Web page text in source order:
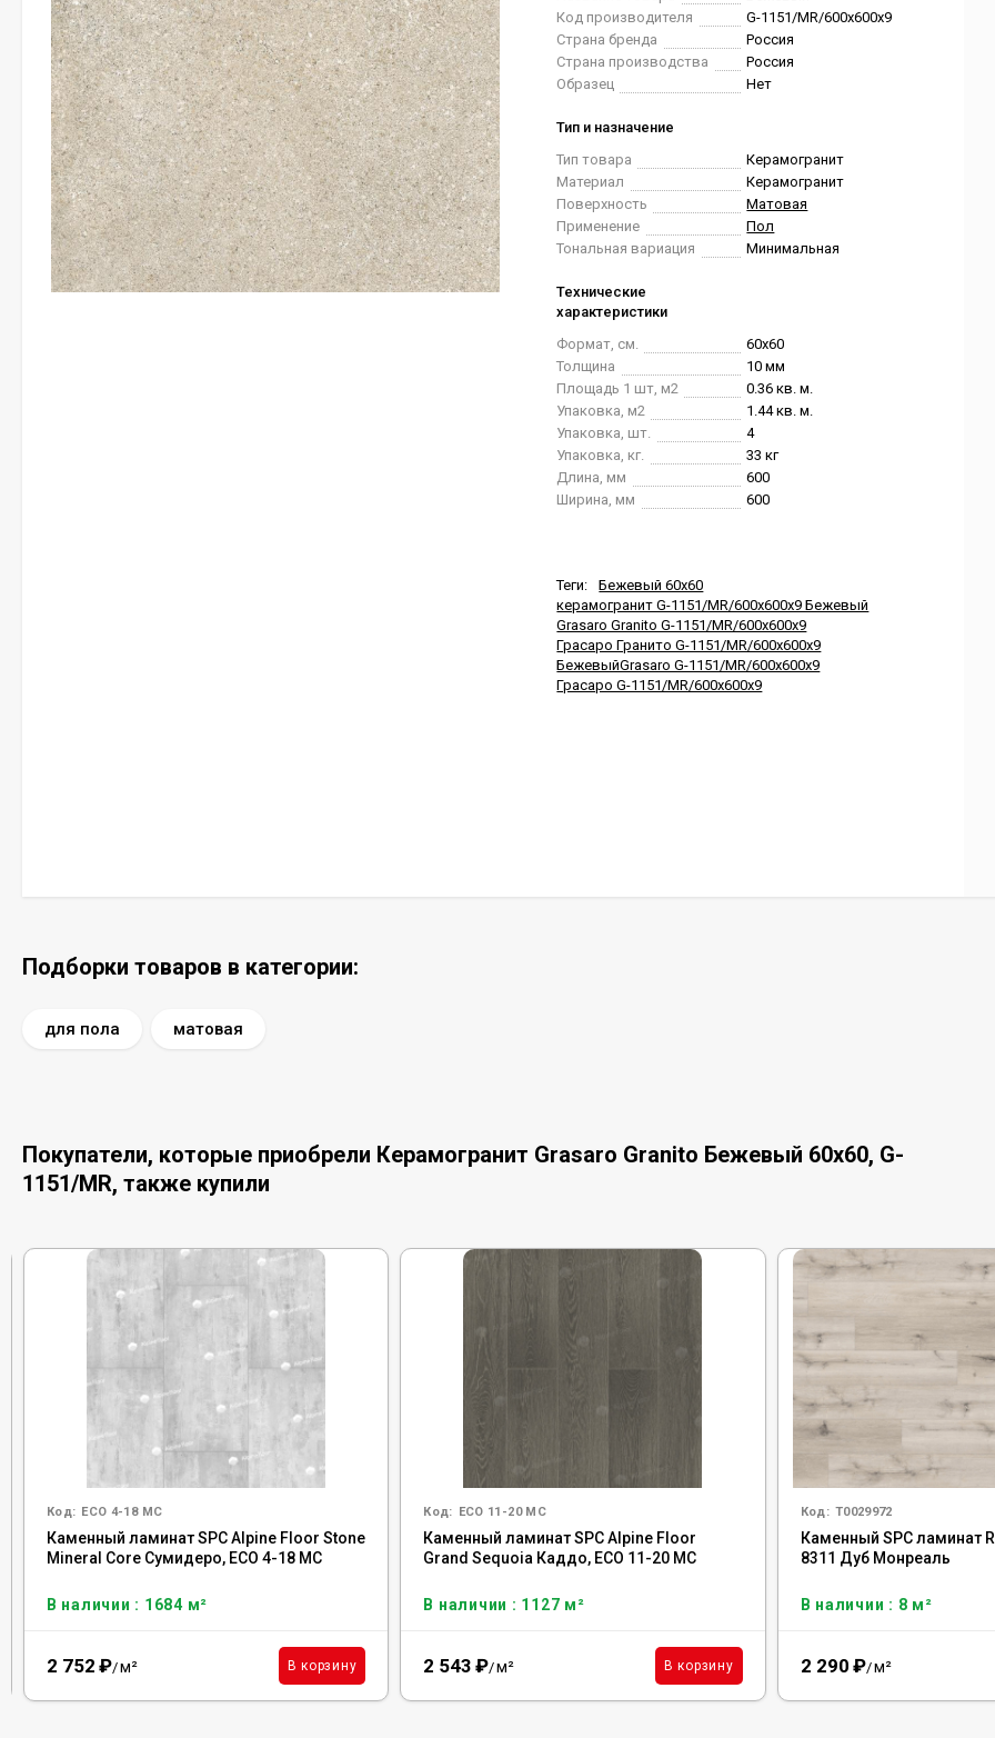
Код производителя
G-1151/MR/600x600x9
Страна бренда
Россия
Страна производства
Россия
Образец
Нет
Тип и назначение
Тип товара
Керамогранит
Материал
Керамогранит
Поверхность
Матовая
Применение
Пол
Тональная вариация
Минимальная
Технические
характеристики
Формат, см.
60x60
Толщина
10 мм
Площадь 1 шт, м2
0.36 кв. м.
Упаковка, м2
1.44 кв. м.
Упаковка, шт.
4
Упаковка, кг.
33 кг
Длина, мм
600
Ширина, мм
600
Теги:
Бежевый 60x60
керамогранит G-1151/MR/600x600x9 Бежевый
Grasaro Granito G-1151/MR/600x600x9
Грасаро Гранито G-1151/MR/600x600x9
БежевыйGrasaro G-1151/MR/600x600x9
Грасаро G-1151/MR/600x600x9
Подборки товаров в категории:
для пола матовая
Покупатели, которые приобрели Керамогранит Grasaro Granito Бежевый 60x60, G-
1151/MR, также купили
Код: ECO 4-18 MC
Каменный ламинат SPC Alpine Floor Stone
Mineral Core Сумидеро, ЕСО 4-18 MC
В наличии : 1684 м²
2 752 ₽/м² В корзину
Код: ECO 11-20 MC
Каменный ламинат SPC Alpine Floor
Grand Sequoia Каддо, ECO 11-20 MC
В наличии : 1127 м²
2 543 ₽/м² В корзину
Код: Т0029972
Каменный SPC ламинат
8311 Дуб Монреаль
В наличии : 8 м²
2 290 ₽/м²